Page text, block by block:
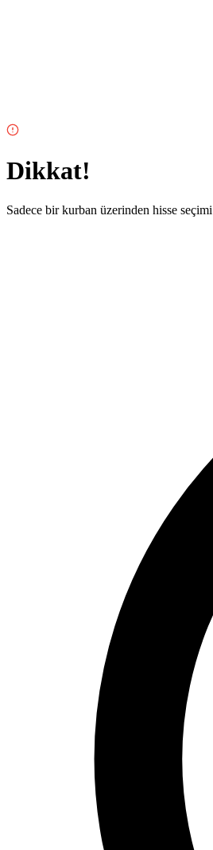
Dikkat!
Sadece bir kurban üzerinden hisse